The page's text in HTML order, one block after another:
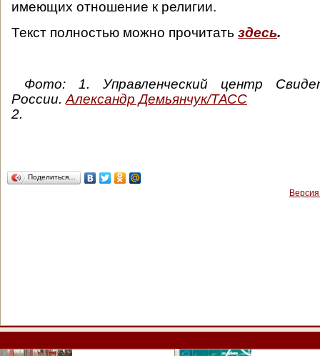
имеющих отношение к религии.
Текст полностью можно прочитать здесь.
Фото: 1. Управленческий центр
России. Александр Демьянчук/ТАСС
2.
Поделиться…